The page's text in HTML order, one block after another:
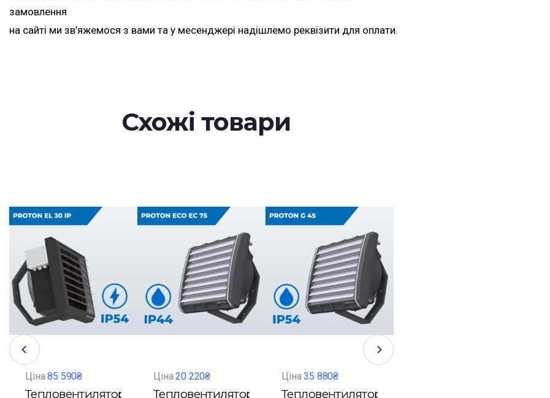
замовлення
на сайті ми зв’яжемося з вами та у месенджері надішлемо реквізити для оплати.
Схожі товари
Ціна85 590₴
Тепловентилятор
Ціна20 220₴
Тепловентилятор
Ціна35 880₴
Тепловентилятор